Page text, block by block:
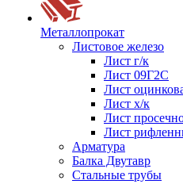
Металлопрокат
Листовое железо
Лист г/к
Лист 09Г2С
Лист
Лист х/к
Лист
Лист
Арматура
Балка Двутавр
Стальные трубы